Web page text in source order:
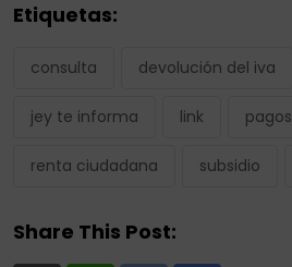
Etiquetas:
consulta devolución del iva
jey te informa link pagos
renta ciudadana subsidio
Share This Post: